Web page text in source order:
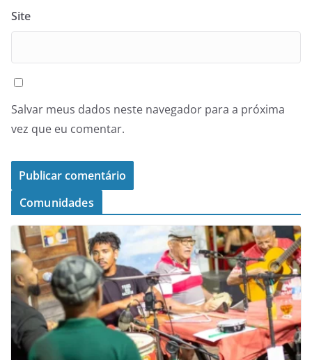
Site
Salvar meus dados neste navegador para a próxima
vez que eu comentar.
Comunidades